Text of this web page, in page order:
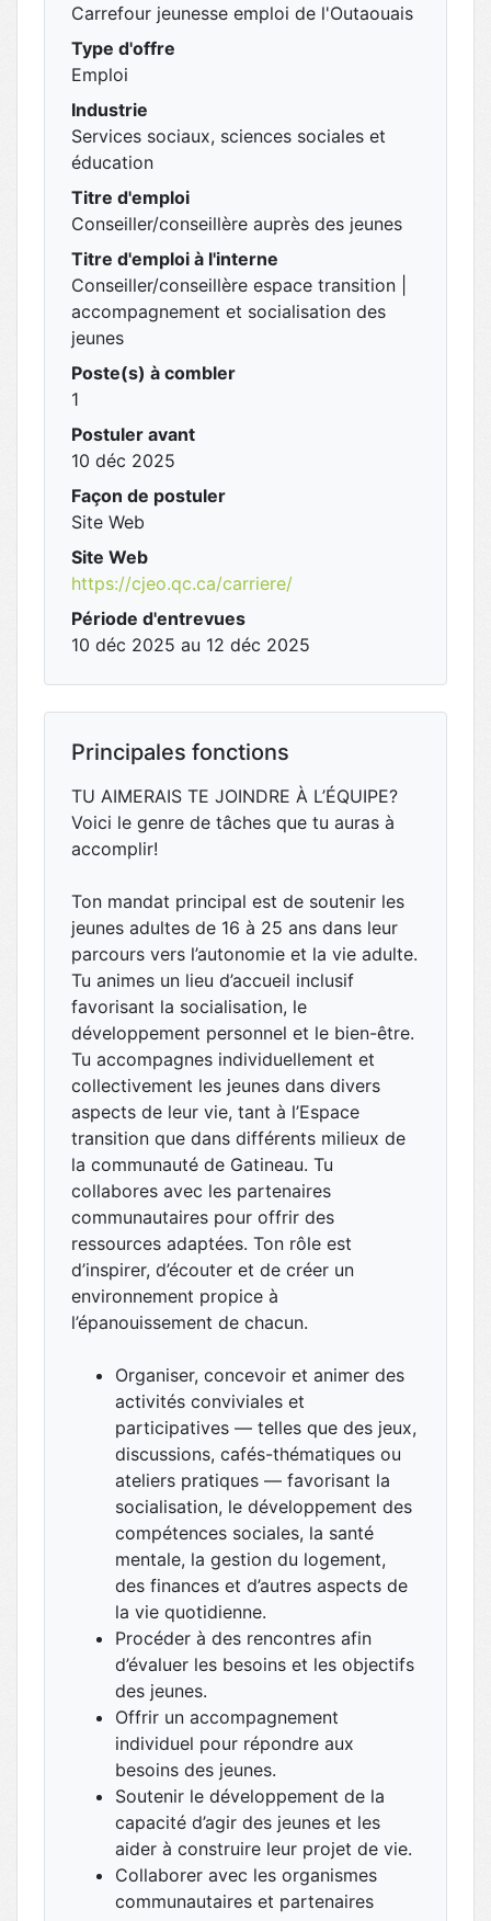
Carrefour jeunesse emploi de l'Outaouais
Type d'offre
Emploi
Industrie
Services sociaux, sciences sociales et
éducation
Titre d'emploi
Conseiller/conseillère auprès des jeunes
Titre d'emploi à l'interne
Conseiller/conseillère espace transition |
accompagnement et socialisation des
jeunes
Poste(s) à combler
1
Postuler avant
10 déc 2025
Façon de postuler
Site Web
Site Web
https://cjeo.qc.ca/carriere/
Période d'entrevues
10 déc 2025 au 12 déc 2025
Principales fonctions
TU AIMERAIS TE JOINDRE À L’ÉQUIPE?
Voici le genre de tâches que tu auras à
accomplir!
Ton mandat principal est de soutenir les
jeunes adultes de 16 à 25 ans dans leur
parcours vers l’autonomie et la vie adulte.
Tu animes un lieu d’accueil inclusif
favorisant la socialisation, le
développement personnel et le bien-être.
Tu accompagnes individuellement et
collectivement les jeunes dans divers
aspects de leur vie, tant à l’Espace
transition que dans différents milieux de
la communauté de Gatineau. Tu
collabores avec les partenaires
communautaires pour offrir des
ressources adaptées. Ton rôle est
d’inspirer, d’écouter et de créer un
environnement propice à
l’épanouissement de chacun.
Organiser, concevoir et animer des
activités conviviales et
participatives — telles que des jeux,
discussions, cafés-thématiques ou
ateliers pratiques — favorisant la
socialisation, le développement des
compétences sociales, la santé
mentale, la gestion du logement,
des finances et d’autres aspects de
la vie quotidienne.
Procéder à des rencontres afin
d’évaluer les besoins et les objectifs
des jeunes.
Offrir un accompagnement
individuel pour répondre aux
besoins des jeunes.
Soutenir le développement de la
capacité d’agir des jeunes et les
aider à construire leur projet de vie.
Collaborer avec les organismes
communautaires et partenaires